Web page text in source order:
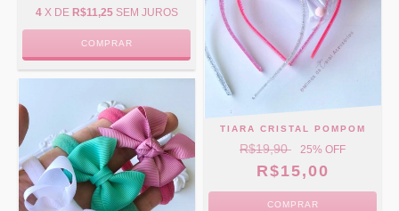
4 X DE R$11,25 SEM JUROS
TIARA CRISTAL POMPOM
R$19,90 25% OFF
R$15,00
COMPRAR